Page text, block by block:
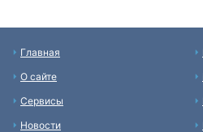
Главная
О сайте
Сервисы
Новости